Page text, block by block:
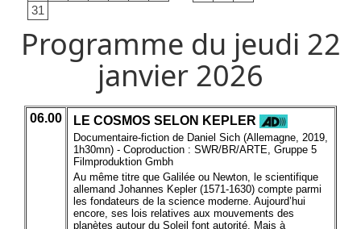
31
Programme du jeudi 22
janvier 2026